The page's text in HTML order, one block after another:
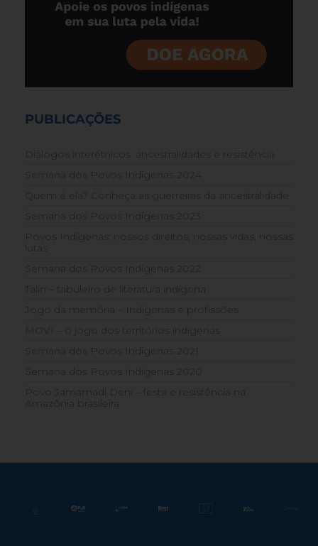
PUBLICAÇÕES
Diálogos interétnicos: ancestralidades e resistência
Semana dos Povos Indígenas 2024
Quem é ela? Conheça as guerreiras da ancestralidade
Semana dos Povos Indígenas 2023
Povos Indígenas: nossos direitos, nossas vidas, nossas
lutas
Semana dos Povos Indígenas 2022
Talin – tabuleiro de literatura indígena
Jogo da memória – Indígenas e profissões
MOVÍ – o jogo dos territórios indígenas
Semana dos Povos Indígenas 2021
Semana dos Povos Indígenas 2020
Povo Jamamadi Deni – festa e resistência na
Amazônia brasileira